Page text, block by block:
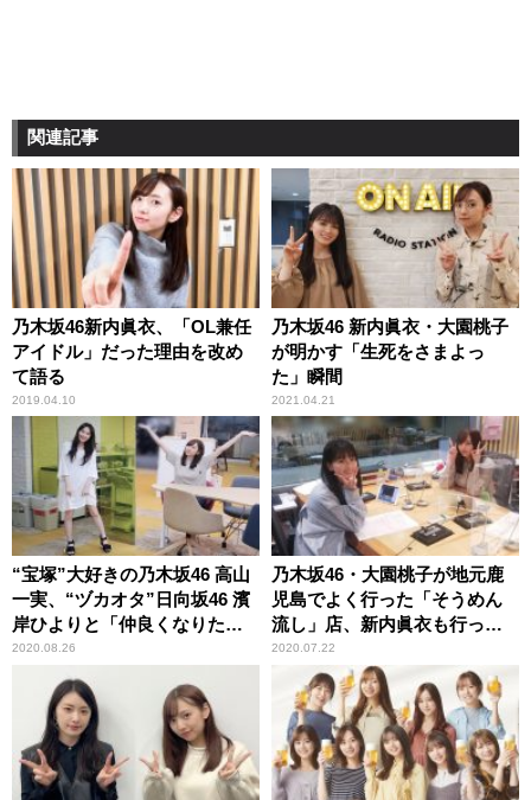
関連記事
乃木坂46新内眞衣、「OL兼任
アイドル」だった理由を改め
て語る
2019.04.10
乃木坂46 新内眞衣・大園桃子
が明かす「生死をさまよっ
た」瞬間
2021.04.21
“宝塚”大好きの乃木坂46 高山
一実、“ヅカオタ”日向坂46 濱
岸ひよりと「仲良くなりた
い！」
2020.08.26
乃木坂46・大園桃子が地元鹿
児島でよく行った「そうめん
流し」店、新内眞衣も行って
いた可能性浮上で「それだっ
たらすごいね」
2020.07.22